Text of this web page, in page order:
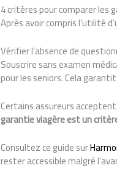
4 critères pour comparer
Après avoir compris l’utilité
Vérifier l’absence de
Souscrire sans examen
pour les seniors. Cela
Certains assureurs
garantie viagère est un
Consultez ce guide sur
rester accessible malgré